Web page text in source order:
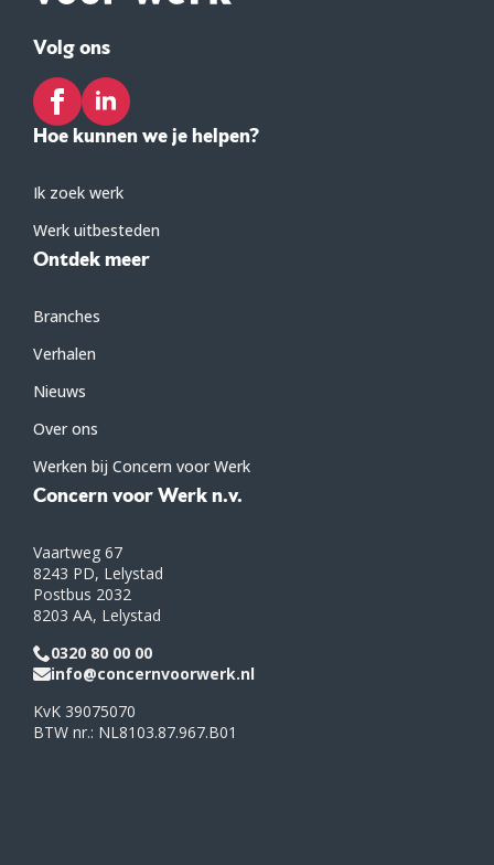
Volg ons
Hoe kunnen we je helpen?
Ik zoek werk
Werk uitbesteden
Ontdek meer
Branches
Verhalen
Nieuws
Over ons
Werken bij Concern voor Werk
Concern voor Werk n.v.
Vaartweg 67
8243 PD, Lelystad
Postbus 2032
8203 AA, Lelystad
0320 80 00 00
info@concernvoorwerk.nl
KvK 39075070
BTW nr.: NL8103.87.967.B01